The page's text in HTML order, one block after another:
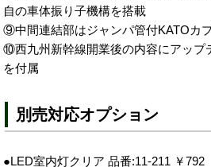
自の車体振り子機構を搭載
⑨中間連結部はジャンパ管付KATOカ
⑩西九州新幹線開業後の内容にアップ
を付属
別売対応オプション
●LED室内灯クリア 品番:11-211 ￥792